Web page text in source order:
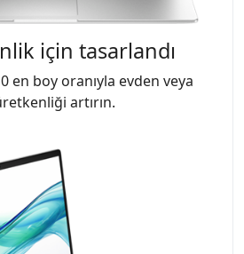
için tasarlandı
en boy oranıyla evden veya
artırın.